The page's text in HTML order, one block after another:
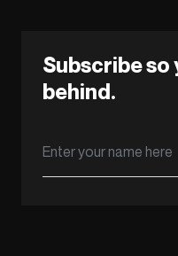
Subscribe so
behind.